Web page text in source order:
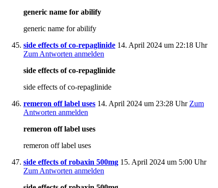
generic name for abilify
generic name for abilify
side effects of co-repaglinide 14. April 2024 um 22:18 Uhr
Zum Antworten anmelden
side effects of co-repaglinide
side effects of co-repaglinide
remeron off label uses 14. April 2024 um 23:28 Uhr Zum
Antworten anmelden
remeron off label uses
remeron off label uses
side effects of robaxin 500mg 15. April 2024 um 5:00 Uhr
Zum Antworten anmelden